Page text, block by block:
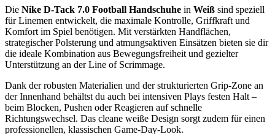
Die Nike D-Tack 7.0 Football Handschuhe in Weiß sind speziell
für Linemen entwickelt, die maximale Kontrolle, Griffkraft und
Komfort im Spiel benötigen. Mit verstärkten Handflächen,
strategischer Polsterung und atmungsaktiven Einsätzen bieten sie dir
die ideale Kombination aus Bewegungsfreiheit und gezielter
Unterstützung an der Line of Scrimmage.
Dank der robusten Materialien und der strukturierten Grip-Zone an
der Innenhand behältst du auch bei intensiven Plays festen Halt –
beim Blocken, Pushen oder Reagieren auf schnelle
Richtungswechsel. Das cleane weiße Design sorgt zudem für einen
professionellen, klassischen Game-Day-Look.